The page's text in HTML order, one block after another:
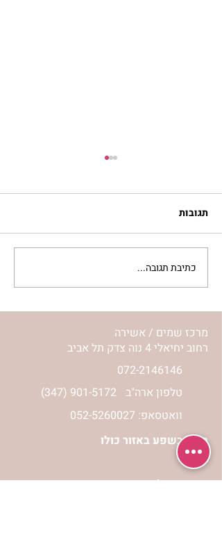
מתגעגעות לבית המפגש,
השיעור לתשעה באב | הר'
ימימה מזרחי
תגובות
כתיבת תגובה...
מרכז שמים / אשירה
רחוב יחיאלי 4 נוה צדק תל אביב
072-2146146
(347) 901-5172 טלפון ארה"ב
וואטסאפ: 052-5260027
חניה בשפע באזור כולו
הרשמי לעדכונים